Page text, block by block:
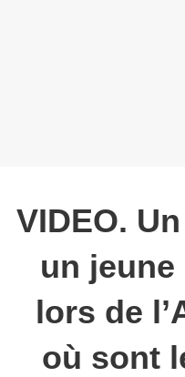
VIDEO.
un
lors de
où sont